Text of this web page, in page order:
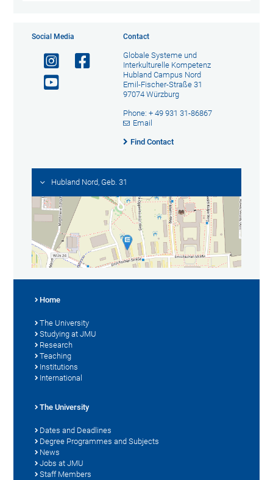
Social Media Contact
Globale Systeme und
Interkulturelle Kompetenz
Hubland Campus Nord
Emil-Fischer-Straße 31
97074 Würzburg
Phone: + 49 931 31-86867
Email
Find Contact
Hubland Nord, Geb. 31
Home
The University
Studying at JMU
Research
Teaching
Institutions
International
The University
Dates and Deadlines
Degree Programmes and Subjects
News
Jobs at JMU
Staff Members